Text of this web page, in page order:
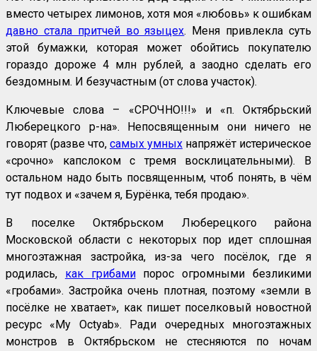
вместо четырех лимонов, хотя моя «любовь» к ошибкам
давно стала притчей во языцех. Меня привлекла суть
этой бумажки, которая может обойтись покупателю
гораздо дороже 4 млн рублей, а заодно сделать его
бездомным. И безучастным (от слова участок).
Ключевые слова – «СРОЧНО!!!» и «п. Октябрьский
Люберецкого р-на». Непосвященным они ничего не
говорят (разве что, самых умных напряжёт истерическое
«срочно» капслоком с тремя восклицательными). В
остальном надо быть посвященным, чтоб понять, в чём
тут подвох и «зачем я, Бурёнка, тебя продаю».
В поселке Октябрьском Люберецкого района
Московской области с некоторых пор идет сплошная
многоэтажная застройка, из-за чего посёлок, где я
родилась, как грибамипорос огромными безликими
«гробами». Застройка очень плотная, поэтому «земли в
посёлке не хватает», как пишет поселковый новостной
ресурс «My Octyab». Ради очередных многоэтажных
монстров в Октябрьском не стесняются по ночам